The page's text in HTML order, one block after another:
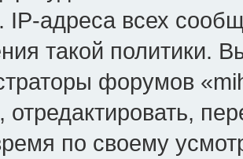
адреса всех
такой политики.
форумов
отредактировать,
по своему